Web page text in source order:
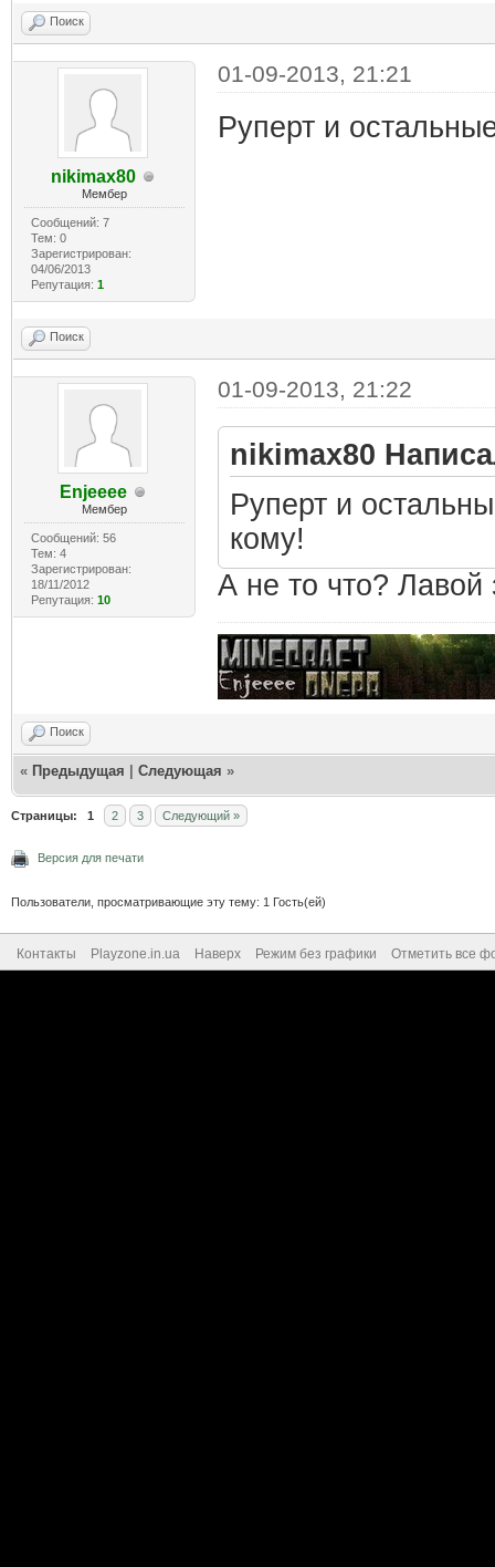
Поиск
nikimax80
Мембер
Сообщений: 7
Тем: 0
Зарегистрирован:
04/06/2013
Репутация: 1
01-09-2013, 21:21
Руперт и
Поиск
Enjeeee
Мембер
Сообщений: 56
Тем: 4
Зарегистрирован:
18/11/2012
Репутация: 10
01-09-2013, 21:22
nikimax80
Руперт и
кому!
А не то что? Лавой
Поиск
« Предыдущая Следующая »
Страницы: 1 2 3 Следующий »
Версия для печати
Пользователи, просматривающие эту тему: 1 Гость(ей)
Контакты Playzone.in.ua Наверх Режим без графики Отметить все